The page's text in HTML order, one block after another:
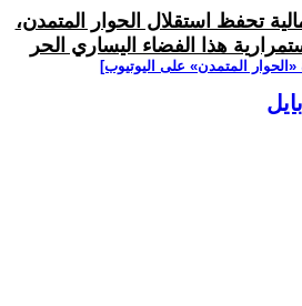
تحفظ استقلال الحوار المتمدن،
هذا الفضاء اليساري الحر
المتمدن» على اليوتيوب]